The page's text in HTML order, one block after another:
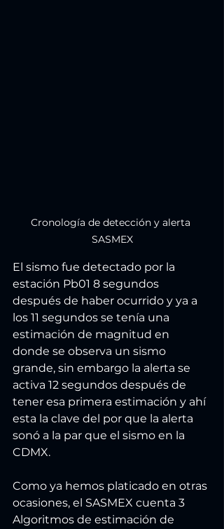
Cronología de detección y alerta
SASMEX
El sismo fue detectado por la
estación Pb01 8 segundos
después de haber ocurrido y ya a
los 11 segundos se tenía una
estimación de magnitud en
donde se observa un sismo
grande, sin embargo la alerta se
activa 12 segundos después de
tener esa primera estimación y ahí
esta la clave del por que la alerta
sonó a la par que el sismo en la
CDMX.
Como ya hemos platicado en otras
ocasiones, el SASMEX cuenta 3
Algoritmos de estimación de